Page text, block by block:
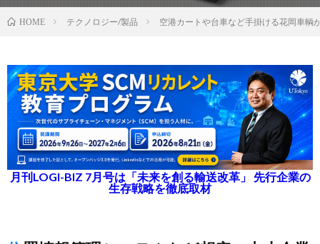
HOME テクノロジー/製品 空港カートや台車など手掛ける花岡車輌
月刊LOGI-BIZ 7月号は「未来を創る輸送改革」 先行企業の
生存戦略を徹底取材